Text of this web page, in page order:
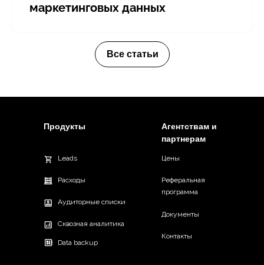
маркетинговых данных
Все статьи
Продукты
Leads
Расходы
Аудиторные списки
Сквозная аналитика
Data backup
Агентствам и
партнерам
Цены
Реферальная
программа
Документы
Контакты